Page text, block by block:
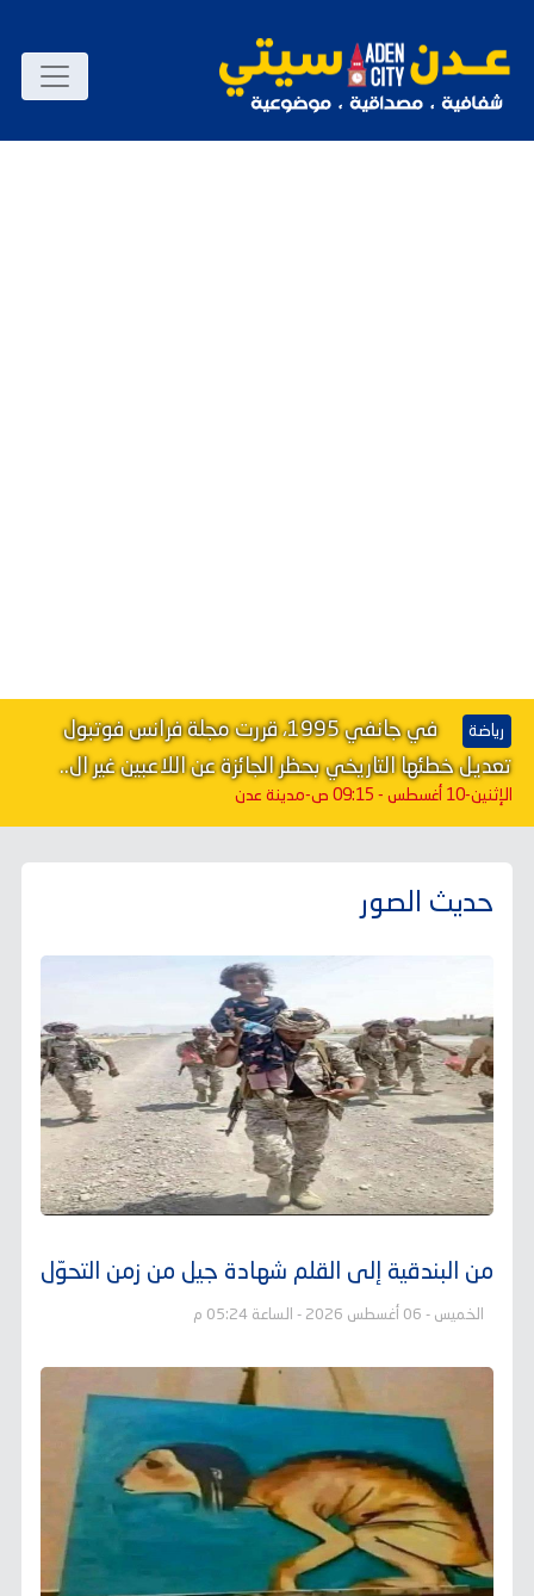
رياضة
في جانفي 1995، قررت مجلة فرانس فوتبول
تعديل خطئها التاريخي بحظر الجائزة عن اللاعبين غير ال..
الإثنين-10 أغسطس - 09:15 ص -مدينة عدن
حديث الصور
من البندقية إلى القلم شهادة جيل من زمن التحوّل
الخميس - 06 أغسطس 2026 - الساعة 05:24 م